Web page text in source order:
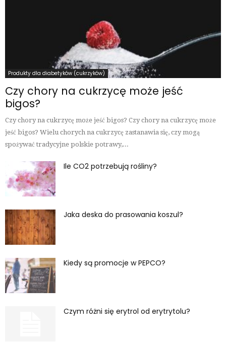
Produkty dla diabetyków (cukrzyków)
Czy chory na cukrzycę może jeść
bigos?
Czy chory na cukrzycę może jeść bigos? Czy chory na cukrzycę może
jeść bigos? Wielu chorych na cukrzycę zastanawia się, czy mogą
spożywać tradycyjne polskie potrawy,...
Ile CO2 potrzebują rośliny?
Jaka deska do prasowania koszul?
Kiedy są promocje w PEPCO?
Czym różni się erytrol od erytrytolu?